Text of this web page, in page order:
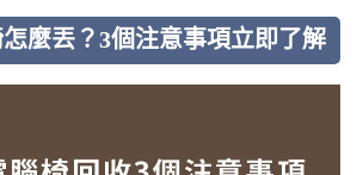
麼丟？3個注意事項立即了解